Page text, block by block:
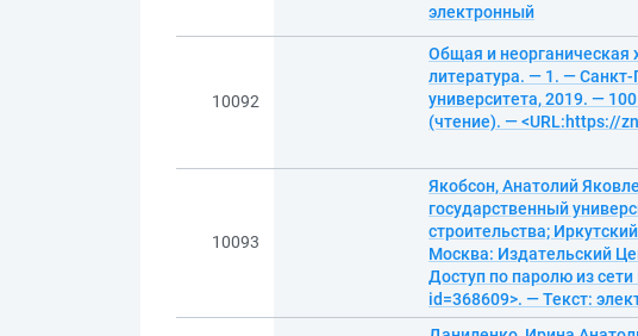
электронный
10092
Общая и неорганическая
литература. — 1. — Санкт-
университета, 2019. —
(чтение). — <URL:https://
10093
Якобсон, Анатолий
государственный
строительства;
Москва: Издательский
Доступ по паролю из
id=368609>. — Текст: